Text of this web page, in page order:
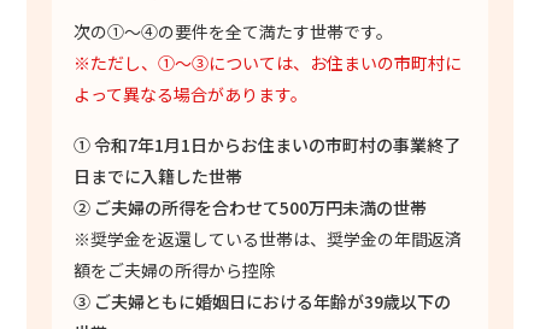
次の①～④の要件を全て満たす世帯です。
※ただし、①～③については、お住まいの市町村に
よって異なる場合があります。
①令和7年1月1日からお住まいの市町村の事業終了
日までに入籍した世帯
② ご夫婦の所得を合わせて500万円未満の世帯
※奨学金を返還している世帯は、奨学金の年間返済
額をご夫婦の所得から控除
③ ご夫婦ともに婚姻日における年齢が39歳以下の